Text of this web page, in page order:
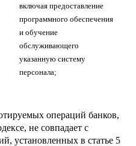
включая предоставление
программного обеспечения
и обучение
обслуживающего
указанную систему
персонала;
операций банков,
не совпадает с
установленных в статье 5